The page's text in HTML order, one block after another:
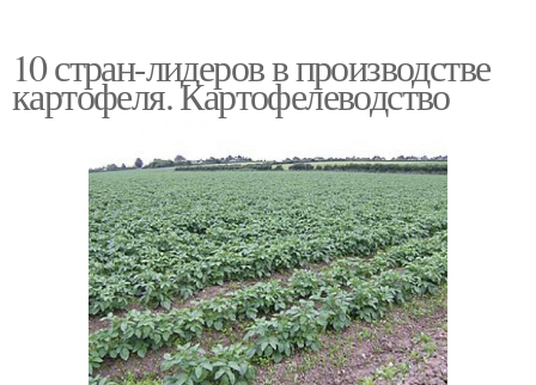
10 стран-лидеров в производстве
картофеля. Картофелеводство